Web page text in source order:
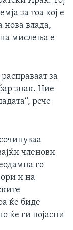
за тоа кој е
нова влада,
мислења е
за
знак. Ние
рече
членови
го
и на
ќе биде
ќе ги појасни